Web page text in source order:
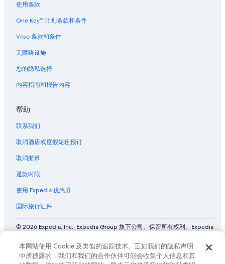
位于芝加哥的设有 SPA 水疗的度假村酒店
位于芝加哥的水上乐园酒店
位于芝加哥的婚庆酒店
位于芝加哥的酒庄酒店
芝加哥的酒店
芭莉的芝加哥赌场附近的酒店
芝加哥历史博物馆附近的酒店
中央芝加哥的民宿
中央芝加哥的私人度假屋
中国领事馆附近的酒店
芝加哥站的公寓酒店
芝加哥站的家庭旅馆
位于黄金海岸的经济型酒店
位于黄金海岸的Four Seasons酒店
黄金海岸的酒店
使用条款
One Key™ 计划条款和条件
Vrbo 条款和条件
无障碍设施
您的隐私选择
内容指南和报告内容
帮助
联系我们
取消酒店或度假短租预订
取消航班
退款时限
使用 Expedia 优惠券
国际旅行证件
© 2026 Expedia, Inc., Expedia Group 旗下公司。保留所有权利。Expedia
标。 CST# 2029030-50.
本网站使用 Cookie 及类似的追踪技术。正如我们的隐私声明
中所披露的，我们和我们的合作伙伴可能会收集个人信息和其